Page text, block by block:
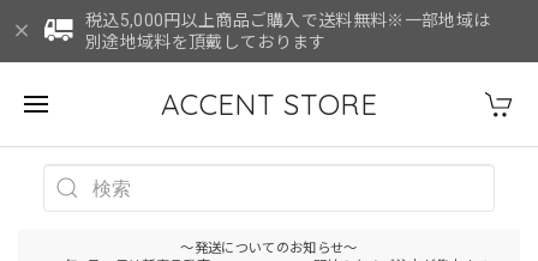
税込5,000円以上商品ご購入で送料無料※一部地域は
別途地域料を頂戴しております
ACCENT STORE
～発送についてのお知らせ～